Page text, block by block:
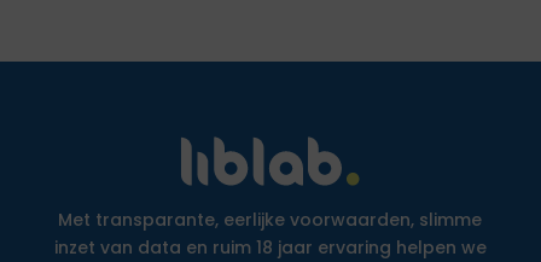
Met transparante, eerlijke voorwaarden, slimme
inzet van data en ruim 18 jaar ervaring helpen we